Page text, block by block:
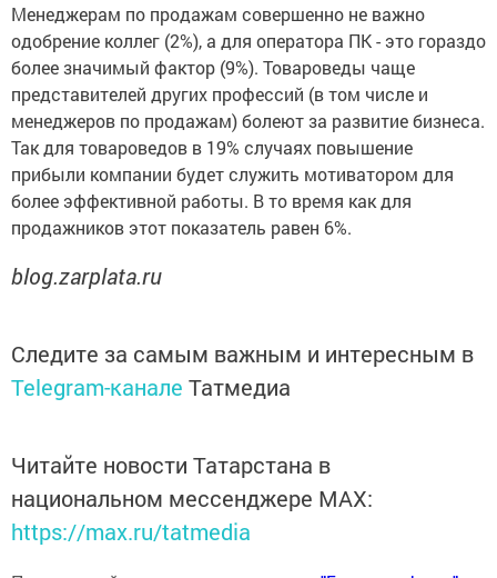
Менеджерам по продажам совершенно не важно
одобрение коллег (2%), а для оператора ПК - это гораздо
более значимый фактор (9%). Товароведы чаще
представителей других профессий (в том числе и
менеджеров по продажам) болеют за развитие бизнеса.
Так для товароведов в 19% случаях повышение
прибыли компании будет служить мотиватором для
более эффективной работы. В то время как для
продажников этот показатель равен 6%.
blog.zarplata.ru
Следите за самым важным и интересным в
Telegram-канале Татмедиа
Читайте новости Татарстана в
национальном мессенджере MАХ:
https://max.ru/tatmedia